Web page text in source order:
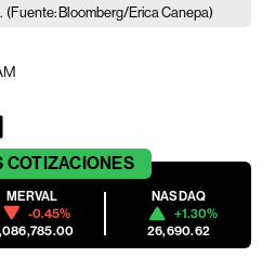
(Fuente: Bloomberg/Erica Canepa)
COTIZACIONES
MERVAL
-0.45%
NASDAQ
+1.30%
26,690.62